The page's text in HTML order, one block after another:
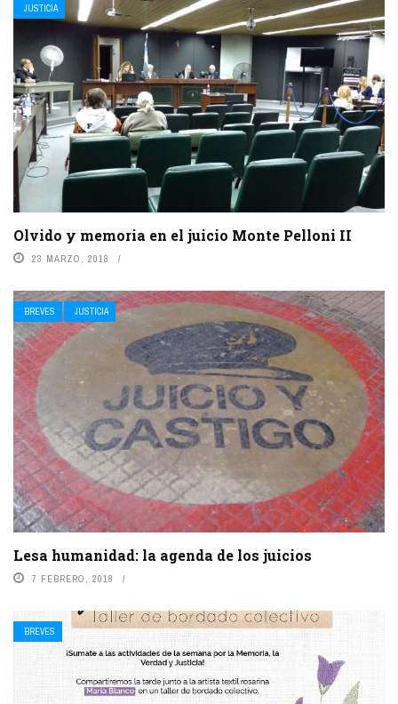
JUSTICIA
Olvido y memoria en el juicio Monte Pelloni II
23 MARZO, 2018
BREVES JUSTICIA
Lesa humanidad: la agenda de los juicios
7 FEBRERO, 2018
BREVES